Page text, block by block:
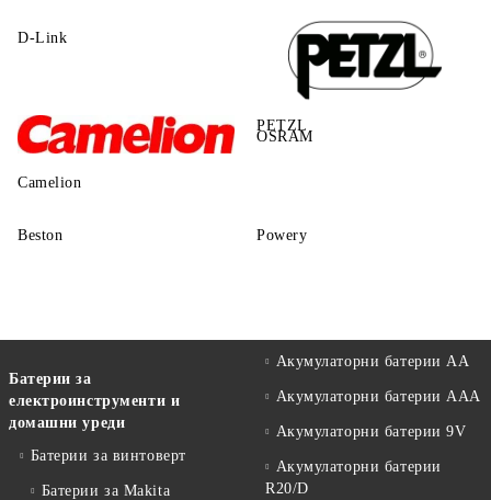
D-Link
PETZL
Camelion
OSRAM
Beston Powery
Батерии за
електроинструменти и
домашни уреди
Батерии за винтоверт
Батерии за Makita
Акумулаторни батерии АА
Акумулаторни батерии AAA
Акумулаторни батерии 9V
Акумулаторни батерии
R20/D